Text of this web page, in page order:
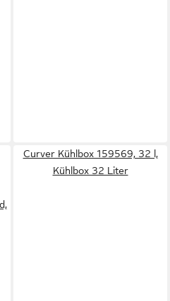
Curver Kühlbox 159569, 32 l,
Kühlbox 32 Liter